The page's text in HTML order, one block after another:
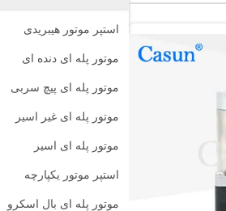
استپر موتور هیبریدی
موتور پله ای دنده ای
موتور پله ای پیچ سربی
موتور پله ای غیر اسیر
موتور پله ای اسیر
استپر موتور یکپارچه
موتور پله ای بال اسکرو